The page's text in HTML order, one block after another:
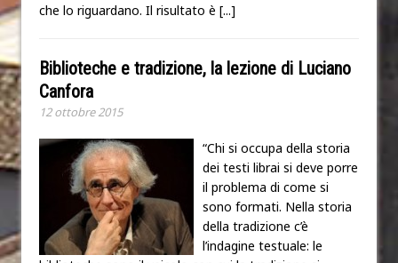
che lo riguardano. Il risultato è [...]
Biblioteche e tradizione, la lezione di Luciano
Canfora
12 ottobre 2015
“Chi si occupa della storia
dei testi librai si deve porre
il problema di come si
sono formati. Nella storia
della tradizione c’è
l’indagine testuale: le